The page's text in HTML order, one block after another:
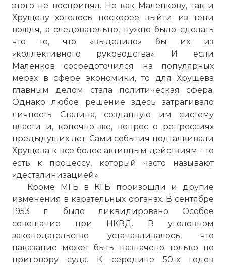
этого не воспринял. Но как Маленкову, так и
Хрущеву хотелось поскорее выйти из тени
вождя, а следовательно, нужно было сделать
что то, что «выделило» бы их из
«коллективного руководства». И если
Маленков сосредоточился на популярных
мерах в сфере экономики, то для Хрущева
главным делом стала политическая сфера.
Однако любое решение здесь затрагивало
личность Сталина, созданную им систему
власти и, конечно же, вопрос о репрессиях
предыдущих лет. Сами события подталкивали
Хрущева к все более активным действиям - то
есть к процессу, который часто называют
«десталинизацией».
Кроме МГБ в КГБ произошли и другие
изменения в карательных органах. В сентябре
1953 г. было ликвидировано Особое
совещание при НКВД. В уголовном
законодательстве устанавливалось, что
наказание может быть назначено только по
приговору суда. К середине 50-х годов